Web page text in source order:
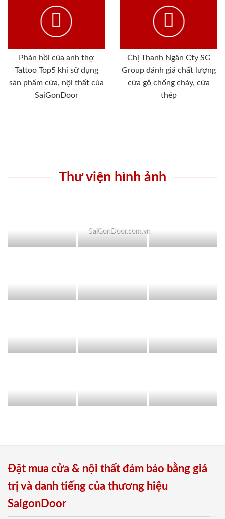
Phản hồi của anh thợ
Tattoo Top5 khi sử dụng
sản phẩm cửa, nội thất của
SaiGonDoor
Chị Thanh Ngân Cty SG
Group đánh giá chất lượng
cửa gỗ chống cháy, cửa
thép
Thư viện hình ảnh
SaiGonDoor.com.vn
Đặt mua cửa & nội thất đảm bảo bằng giá
trị và danh tiếng của thương hiệu
SaigonDoor